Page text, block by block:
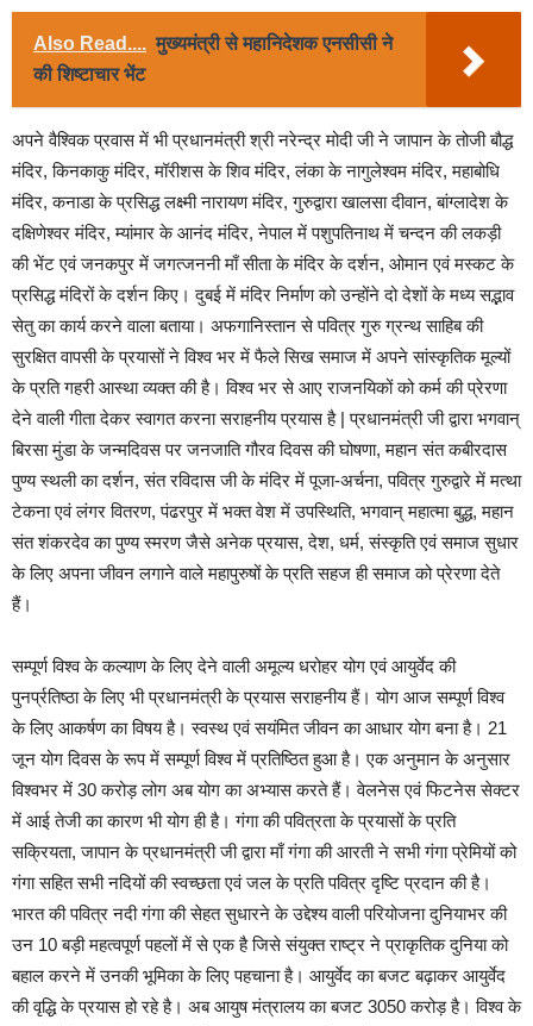
Also Read.... मुख्यमंत्री से महानिदेशक एनसीसी ने
की शिष्टाचार भेंट
अपने वैश्विक प्रवास में भी प्रधानमंत्री श्री नरेन्द्र मोदी जी ने जापान के तोजी बौद्ध
मंदिर, किनकाकु मंदिर, मॉरीशस के शिव मंदिर, लंका के नागुलेश्वम मंदिर, महाबोधि
मंदिर, कनाडा के प्रसिद्ध लक्ष्मी नारायण मंदिर, गुरुद्वारा खालसा दीवान, बांग्लादेश के
दक्षिणेश्वर मंदिर, म्यांमार के आनंद मंदिर, नेपाल में पशुपतिनाथ में चन्दन की लकड़ी
की भेंट एवं जनकपुर में जगत्जननी माँ सीता के मंदिर के दर्शन, ओमान एवं मस्कट के
प्रसिद्ध मंदिरों के दर्शन किए। दुबई में मंदिर निर्माण को उन्होंने दो देशों के मध्य सद्भाव
सेतु का कार्य करने वाला बताया। अफगानिस्तान से पवित्र गुरु ग्रन्थ साहिब की
सुरक्षित वापसी के प्रयासों ने विश्व भर में फैले सिख समाज में अपने सांस्कृतिक मूल्यों
के प्रति गहरी आस्था व्यक्त की है। विश्व भर से आए राजनयिकों को कर्म की प्रेरणा
देने वाली गीता देकर स्वागत करना सराहनीय प्रयास है | प्रधानमंत्री जी द्वारा भगवान्
बिरसा मुंडा के जन्मदिवस पर जनजाति गौरव दिवस की घोषणा, महान संत कबीरदास
पुण्य स्थली का दर्शन, संत रविदास जी के मंदिर में पूजा-अर्चना, पवित्र गुरुद्वारे में मत्था
टेकना एवं लंगर वितरण, पंढरपुर में भक्त वेश में उपस्थिति, भगवान् महात्मा बुद्ध, महान
संत शंकरदेव का पुण्य स्मरण जैसे अनेक प्रयास, देश, धर्म, संस्कृति एवं समाज सुधार
के लिए अपना जीवन लगाने वाले महापुरुषों के प्रति सहज ही समाज को प्रेरणा देते
हैं।
सम्पूर्ण विश्व के कल्याण के लिए देने वाली अमूल्य धरोहर योग एवं आयुर्वेद की
पुनर्प्रतिष्ठा के लिए भी प्रधानमंत्री के प्रयास सराहनीय हैं। योग आज सम्पूर्ण विश्व
के लिए आकर्षण का विषय है। स्वस्थ एवं सयंमित जीवन का आधार योग बना है। 21
जून योग दिवस के रूप में सम्पूर्ण विश्व में प्रतिष्ठित हुआ है। एक अनुमान के अनुसार
विश्वभर में 30 करोड़ लोग अब योग का अभ्यास करते हैं। वेलनेस एवं फिटनेस सेक्टर
में आई तेजी का कारण भी योग ही है। गंगा की पवित्रता के प्रयासों के प्रति
सक्रियता, जापान के प्रधानमंत्री जी द्वारा माँ गंगा की आरती ने सभी गंगा प्रेमियों को
गंगा सहित सभी नदियों की स्वच्छता एवं जल के प्रति पवित्र दृष्टि प्रदान की है।
भारत की पवित्र नदी गंगा की सेहत सुधारने के उद्देश्य वाली परियोजना दुनियाभर की
उन 10 बड़ी महत्वपूर्ण पहलों में से एक है जिसे संयुक्त राष्ट्र ने प्राकृतिक दुनिया को
बहाल करने में उनकी भूमिका के लिए पहचाना है। आयुर्वेद का बजट बढ़ाकर आयुर्वेद
की वृद्धि के प्रयास हो रहे है। अब आयुष मंत्रालय का बजट 3050 करोड़ है। विश्व के